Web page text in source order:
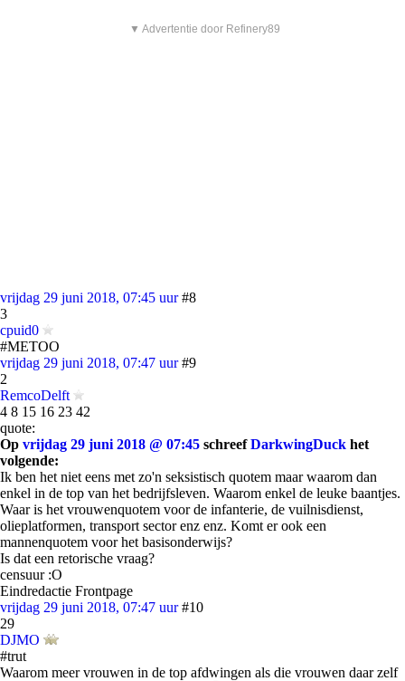
▼ Advertentie door Refinery89
vrijdag 29 juni 2018, 07:45 uur #8
3
cpuid0
#METOO
vrijdag 29 juni 2018, 07:47 uur #9
2
RemcoDelft
4 8 15 16 23 42
quote:
Op vrijdag 29 juni 2018 @ 07:45 schreefDarkwingDuck het
volgende:
Ik ben het niet eens met zo'n seksistisch quotem maar waarom dan
enkel in de top van het bedrijfsleven. Waarom enkel de leuke baantjes.
Waar is het vrouwenquotem voor de infanterie, de vuilnisdienst,
olieplatformen, transport sector enz enz. Komt er ook een
mannenquotem voor het basisonderwijs?
Is dat een retorische vraag?
censuur :O
Eindredactie Frontpage
vrijdag 29 juni 2018, 07:47 uur #10
29
DJMO
#trut
Waarom meer vrouwen in de top afdwingen als die vrouwen daar zelf